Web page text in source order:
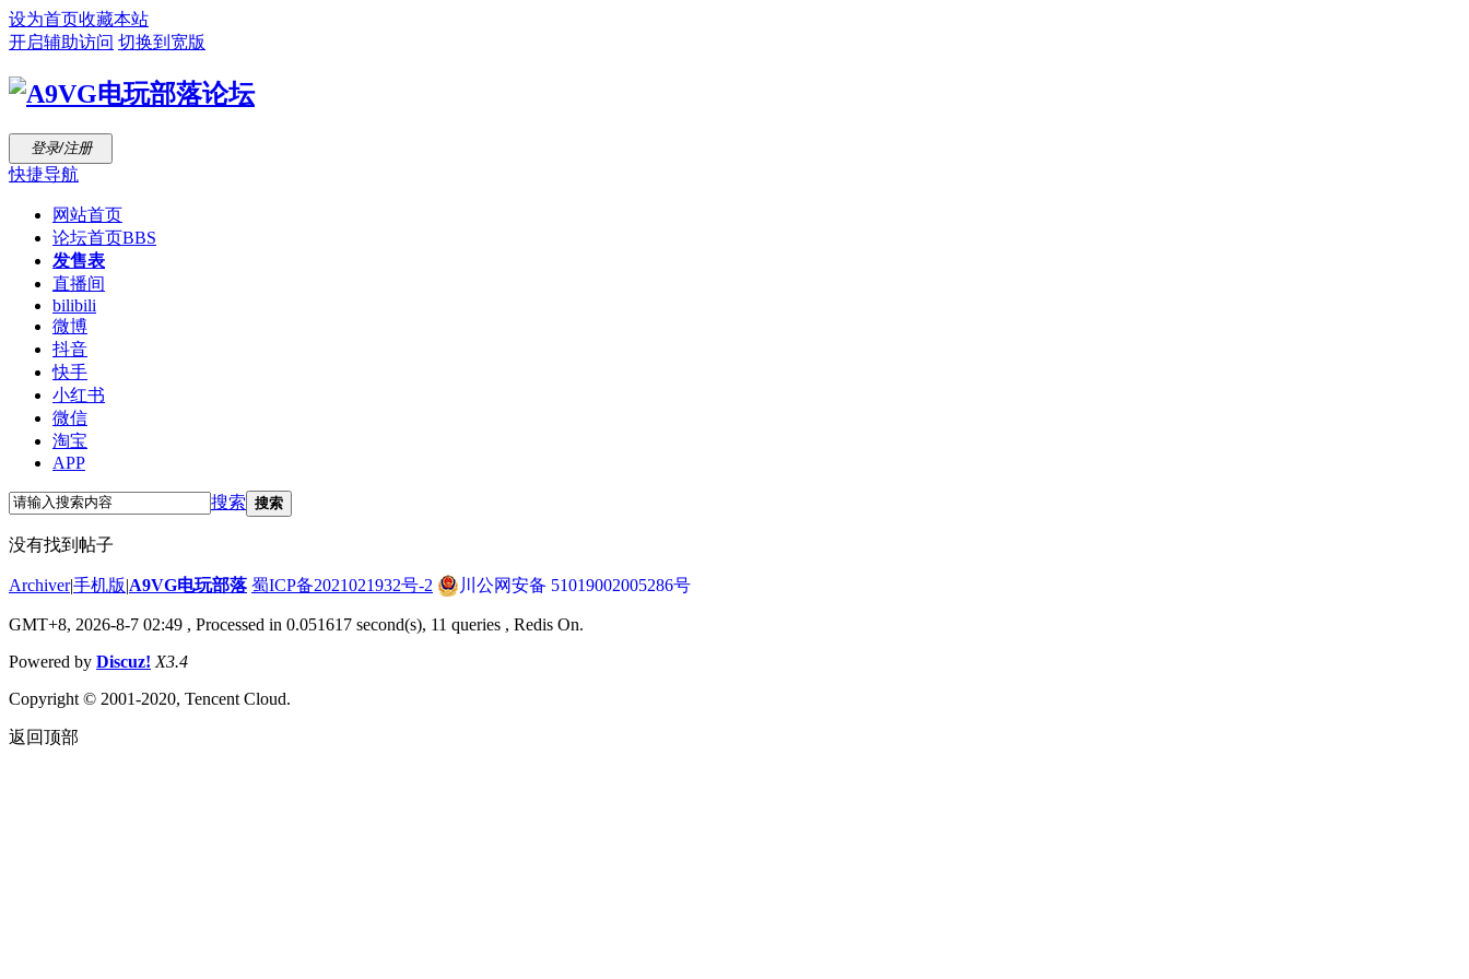
设为首页收藏本站
开启辅助访问 切换到宽版
登录/注册
快捷导航
网站首页
论坛首页BBS
发售表
直播间
bilibili
微博
抖音
快手
小红书
微信
淘宝
APP
搜索 搜索
没有找到帖子
Archiver|手机版|A9VG电玩部落 蜀ICP备2021021932号-2 川公网安备 51019002005286号
GMT+8, 2026-8-7 02:49 , Processed in 0.051617 second(s), 11 queries , Redis On.
Powered by Discuz! X3.4
Copyright © 2001-2020, Tencent Cloud.
返回顶部